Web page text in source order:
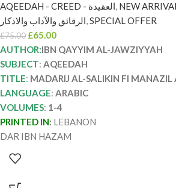
AQEEDAH - CREED - العقيدة, NEW
الرقائق والآداب والاذكار,SPECIAL OFFER
£75.00 £65.00
AUTHOR:IBN QAYYIM AL-JAWZIYYAH
SUBJECT: AQEEDAH
TITLE: MADARIJ AL-SALIKIN FI MANAZIL
LANGUAGE: ARABIC
VOLUMES: 1-4
PRINTED IN: LEBANON
DAR IBN HAZAM